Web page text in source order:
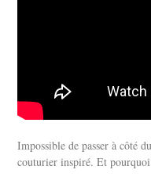
Impossible de passer à côté
couturier inspiré. Et